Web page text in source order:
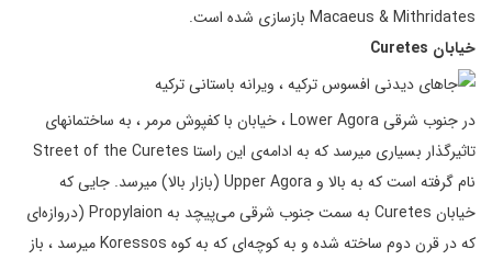
Macaeus & Mithridates بازسازی شده است.
خیابان Curetes
در جنوب شرقی Lower Agora ، خیابان با کفپوش مرمر ، به ساختمانهای
تاثیرگذار بسیاری میرسد که به ادامه‌ی این راستا Street of the Curetes
نام گرفته است که به بالا و Upper Agora (بازار بالا) میرسد. جایی که
خیابان Curetes به سمت جنوب شرقی می‌پیچد به Propylaion (دروازه‌ای
که در قرن دوم ساخته شده و به کوچه‌ای که به کوه Koressos میرسد ، باز